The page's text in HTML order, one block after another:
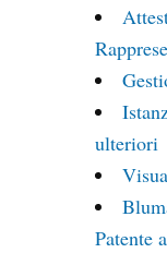
ulteriori
Patente